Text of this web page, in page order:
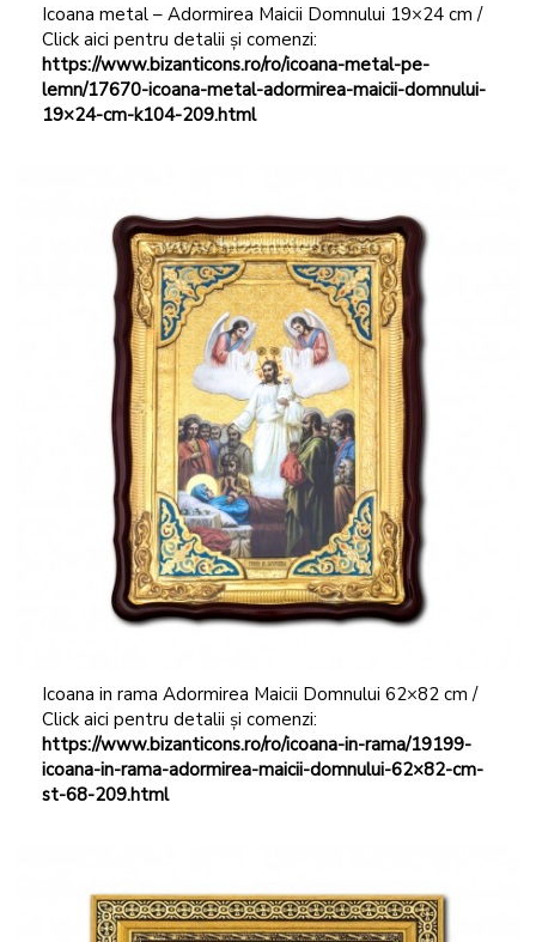
Icoana metal – Adormirea Maicii Domnului 19×24 cm /
Click aici pentru detalii și comenzi:
https://www.bizanticons.ro/ro/icoana-metal-pe-
lemn/17670-icoana-metal-adormirea-maicii-domnului-
19×24-cm-k104-209.html
Icoana in rama Adormirea Maicii Domnului 62×82 cm /
Click aici pentru detalii și comenzi:
https://www.bizanticons.ro/ro/icoana-in-rama/19199-
icoana-in-rama-adormirea-maicii-domnului-62×82-cm-
st-68-209.html